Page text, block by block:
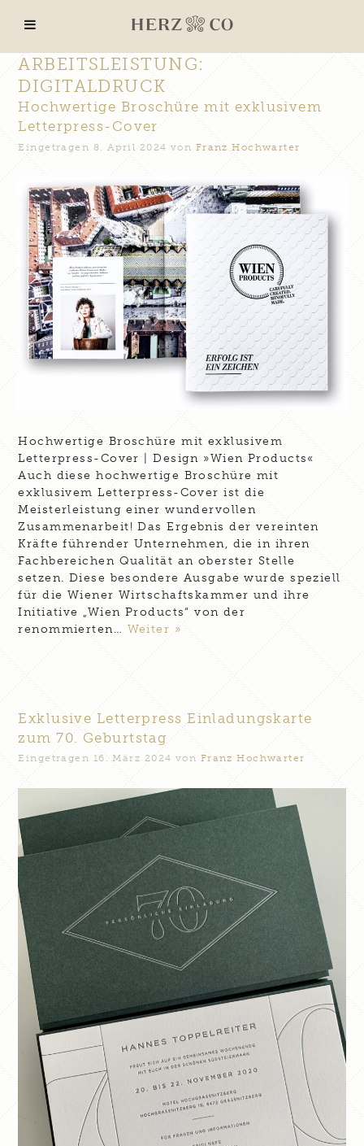
ARBEITSLEISTUNG:
DIGITALDRUCK
Hochwertige Broschüre mit exklusivem
Letterpress-Cover
Eingetragen 8. April 2024 von Franz Hochwarter
Hochwertige Broschüre mit exklusivem
Letterpress-Cover | Design »Wien Products«
Auch diese hochwertige Broschüre mit
exklusivem Letterpress-Cover ist die
Meisterleistung einer wundervollen
Zusammenarbeit! Das Ergebnis der vereinten
Kräfte führender Unternehmen, die in ihren
Fachbereichen Qualität an oberster Stelle
setzen. Diese besondere Ausgabe wurde speziell
für die Wiener Wirtschaftskammer und ihre
Initiative „Wien Products“ von der
renommierten… Weiter »
Exklusive Letterpress Einladungskarte
zum 70. Geburtstag
Eingetragen 16. März 2024 von Franz Hochwarter